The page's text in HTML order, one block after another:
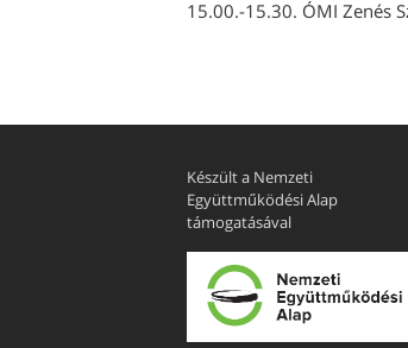
15.00.-15.30. ÓMI Zenés
Készült a Nemzeti
Együttműködési Alap
támogatásával